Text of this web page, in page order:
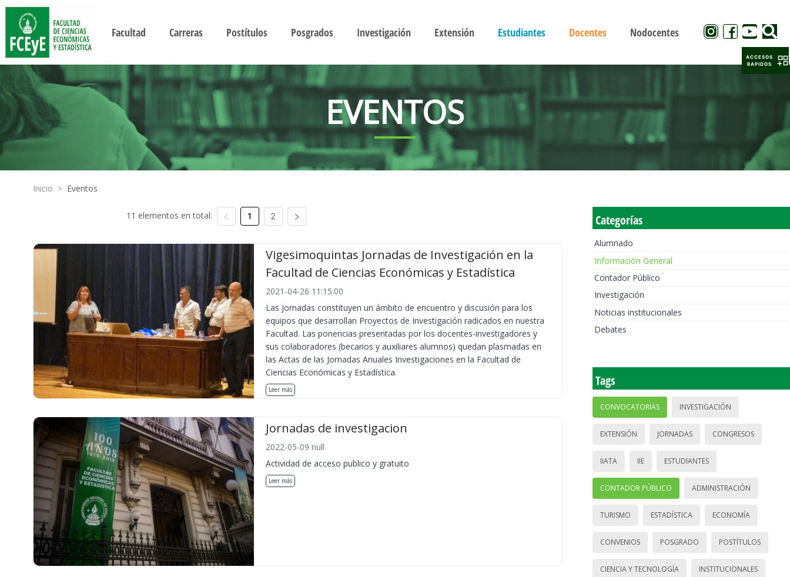
Facultad Carreras Postítulos Posgrados Investigación Extensión Estudiantes Docentes Nodocentes
EVENTOS
Inicio > Eventos
11 elementos en total: 1 2
Vigesimoquintas Jornadas de Investigación en la
Facultad de Ciencias Económicas y Estadística
2021-04-26 11:15:00
Las Jornadas constituyen un ámbito de encuentro y discusión para los
equipos que desarrollan Proyectos de Investigación radicados en nuestra
Facultad. Las ponencias presentadas por los docentes-investigadores y
sus colaboradores (becarios y auxiliares alumnos) quedan plasmadas en
las Actas de las Jornadas Anuales Investigaciones en la Facultad de
Ciencias Económicas y Estadística.
Leer más
Jornadas de investigacion
2022-05-09 null
Actividad de acceso publico y gratuito
Leer más
Categorías
Alumnado
Información General
Contador Público
Investigación
Noticias institucionales
Debates
Tags
CONVOCATORIAS INVESTIGACIÓN
EXTENSIÓN JORNADAS CONGRESOS
IIATA IIE ESTUDIANTES
CONTADOR PÚBLICO ADMINISTRACIÓN
TURISMO ESTADÍSTICA ECONOMÍA
CONVENIOS POSGRADO POSTÍTULOS
CIENCIA Y TECNOLOGÍA INSTITUCIONALES
ACCESOS
RAPIDOS